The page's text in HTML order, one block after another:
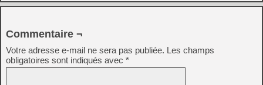
Commentaire ¬
Votre adresse e-mail ne sera pas publiée. Les champs
obligatoires sont indiqués avec *